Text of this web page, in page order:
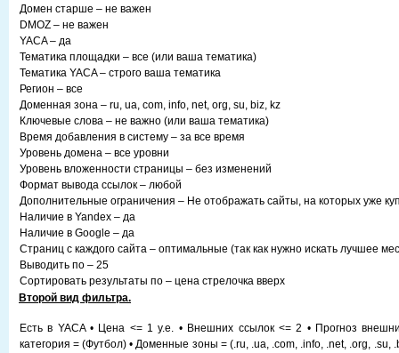
Домен старше – не важен
DMOZ – не важен
YACA – да
Тематика площадки – все (или ваша тематика)
Тематика YACA – строго ваша тематика
Регион – все
Доменная зона – ru, ua, com, info, net, org, su, biz, kz
Ключевые слова – не важно (или ваша тематика)
Время добавления в систему – за все время
Уровень домена – все уровни
Уровень вложенности страницы – без изменений
Формат вывода ссылок – любой
Дополнительные ограничения – Не отображать сайты, на которых уже
Наличие в Yandex – да
Наличие в Google – да
Страниц с каждого сайта – оптимальные (так как нужно искать лучшее
Выводить по – 25
Сортировать результаты по – цена стрелочка вверх
Второй вид фильтра.
Есть в YACA • Цена <= 1 у.е. • Внешних ссылок <= 2 • Прогноз
категория = (Футбол) • Доменные зоны = (.ru, .ua, .com, .info, .net, .org, .su,